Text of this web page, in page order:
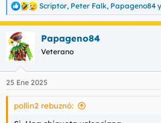
R
e
a
c
c
i
e
s
Scriptor, Peter Falk, Papageno84
Papageno84
Veterano
25 Ene 2025
pollin2 rebuznó: